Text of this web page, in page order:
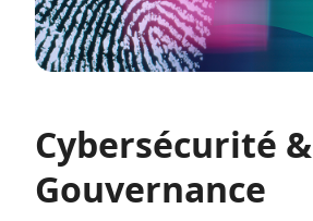
Cybersécurité &
Gouvernance